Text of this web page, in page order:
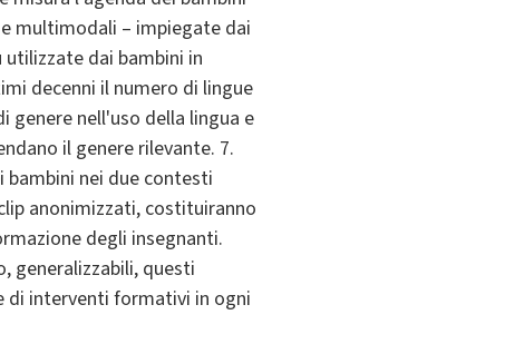
multimodali – impiegate dai
dai bambini in
decenni il numero di lingue
genere nell'uso della lingua e
il genere rilevante. 7.
nei due contesti
anonimizzati, costituiranno
degli insegnanti.
generalizzabili, questi
di interventi formativi in ogni